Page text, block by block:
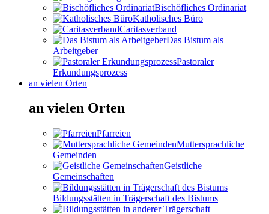
Bischöfliches Ordinariat
Katholisches Büro
Caritasverband
Das Bistum als
Arbeitgeber
Pastoraler
Erkundungsprozess
an vielen Orten
an vielen Orten
Pfarreien
Muttersprachliche
Gemeinden
Geistliche
Gemeinschaften
Bildungsstätten in Trägerschaft des Bistums